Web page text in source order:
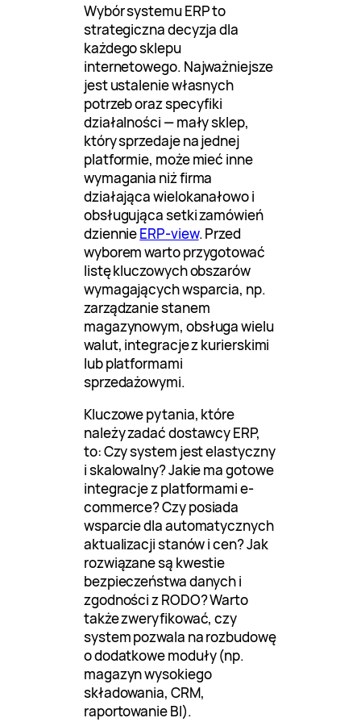
Wybór systemu ERP to
strategiczna decyzja dla
każdego sklepu
internetowego. Najważniejsze
jest ustalenie własnych
potrzeb oraz specyfiki
działalności — mały sklep,
który sprzedaje na jednej
platformie, może mieć inne
wymagania niż firma
działająca wielokanałowo i
obsługująca setki zamówień
dziennieERP-view. Przed
wyborem warto przygotować
listę kluczowych obszarów
wymagających wsparcia, np.
zarządzanie stanem
magazynowym, obsługa wielu
walut, integracje z kurierskimi
lub platformami
sprzedażowymi.
Kluczowe pytania, które
należy zadać dostawcy ERP,
to: Czy system jest elastyczny
i skalowalny? Jakie ma gotowe
integracje z platformami e-
commerce? Czy posiada
wsparcie dla automatycznych
aktualizacji stanów i cen? Jak
rozwiązane są kwestie
bezpieczeństwa danych i
zgodności z RODO? Warto
także zweryfikować, czy
system pozwala na rozbudowę
o dodatkowe moduły (np.
magazyn wysokiego
składowania, CRM,
raportowanie BI).